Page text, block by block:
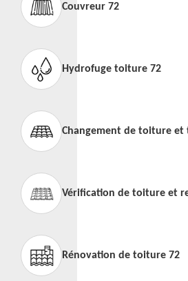
Couvreur 72
Hydrofuge toiture 72
Changement de toiture et
Vérification de toiture et
Rénovation de toiture 72